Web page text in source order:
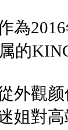
為
的
外觀
姐對